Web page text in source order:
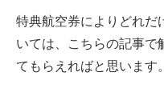
特典航空券によりどれだ
いては、こちらの記事
てもらえればと思います。